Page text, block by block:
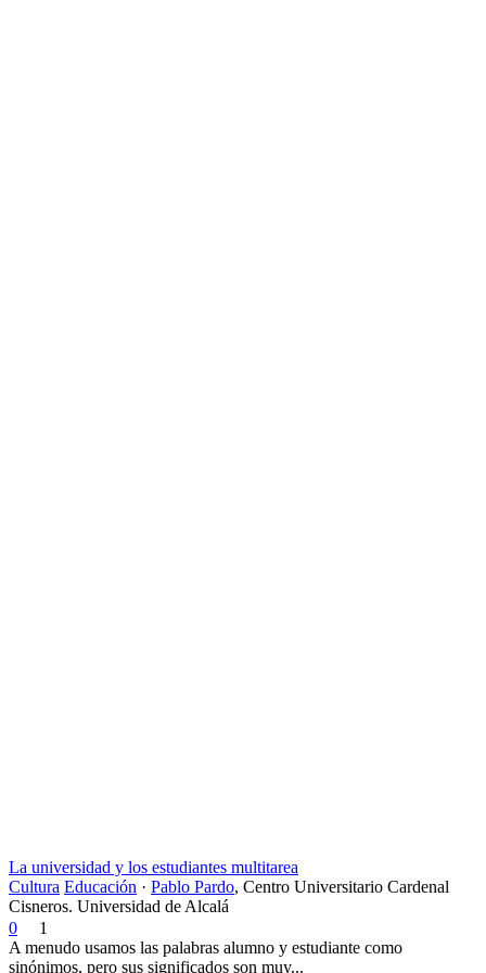
La universidad y los estudiantes multitarea
Cultura Educación · Pablo Pardo, Centro Universitario Cardenal
Cisneros. Universidad de Alcalá
0
1
A menudo usamos las palabras alumno y estudiante como
sinónimos, pero sus significados son muy...